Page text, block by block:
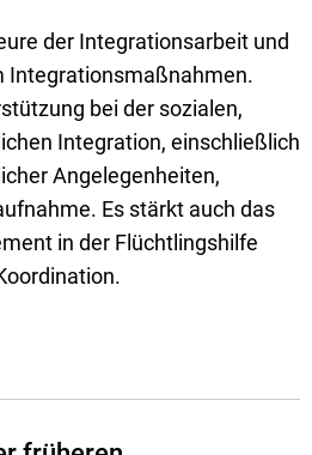
der Integrationsarbeit und
Integrationsmaßnahmen.
bei der sozialen,
Integration, einschließlich
Angelegenheiten,
Es stärkt auch das
in der Flüchtlingshilfe